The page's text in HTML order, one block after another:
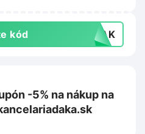
kód VLAK
-5% na nákup na